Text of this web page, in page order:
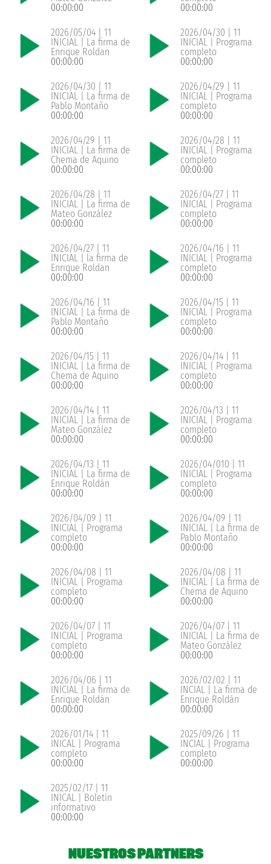
00:00:00
00:00:00
2026/05/04 | 11
INICIAL | La firma de
Enrique Roldan
00:00:00
2026/04/30 | 11
INICIAL | Programa
completo
00:00:00
2026/04/30 | 11
INICIAL | La firma de
Pablo Montaño
00:00:00
2026/04/29 | 11
INICIAL | Programa
completo
00:00:00
2026/04/29 | 11
INICIAL | La firma de
Chema de Aquino
00:00:00
2026/04/28 | 11
INICIAL | Programa
completo
00:00:00
2026/04/28 | 11
INICIAL | La firma de
Mateo González
00:00:00
2026/04/27 | 11
INICIAL | Programa
completo
00:00:00
2026/04/27 | 11
INICIAL | la firma de
Enrique Roldan
00:00:00
2026/04/16 | 11
INICIAL | Programa
completo
00:00:00
2026/04/16 | 11
INICIAL | La firma de
Pablo Montaño
00:00:00
2026/04/15 | 11
INICIAL | Programa
completo
00:00:00
2026/04/15 | 11
INICIAL | La firma de
Chema de Aquino
00:00:00
2026/04/14 | 11
INICIAL | Programa
completo
00:00:00
2026/04/14 | 11
INICIAL | La firma de
Mateo González
00:00:00
2026/04/13 | 11
INICIAL | Programa
completo
00:00:00
2026/04/13 | 11
INICIAL | La firma de
Enrique Roldán
00:00:00
2026/04/010 | 11
INICIAL | Programa
completo
00:00:00
2026/04/09 | 11
INICIAL | Programa
completo
00:00:00
2026/04/09 | 11
INICIAL | La firma de
Pablo Montaño
00:00:00
2026/04/08 | 11
INICIAL | Programa
completo
00:00:00
2026/04/08 | 11
INICIAL | La firma de
Chema de Aquino
00:00:00
2026/04/07 | 11
INICIAL | Programa
completo
00:00:00
2026/04/07 | 11
INICIAL | La firma de
Mateo González
00:00:00
2026/04/06 | 11
INICIAL | La firma de
Enrique Roldán
00:00:00
2026/02/02 | 11
INCIAL | La firma de
Enrique Roldán
00:00:00
2026/01/14 | 11
INICAL | Programa
completo
00:00:00
2025/09/26 | 11
INCIAL | Programa
completo
00:00:00
2025/02/17 | 11
INICAL | Boletín
informativo
00:00:00
NUESTROS PARTNERS